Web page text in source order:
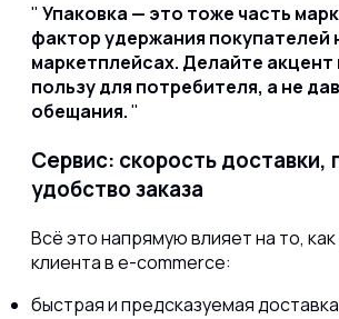
Упаковка — это тоже часть
фактор удержания покупателей
маркетплейсах. Делайте
пользу для потребителя, а не
обещания.
Сервис: скорость доставки,
удобство заказа
Всё это напрямую влияет на то,
клиента в e-commerce:
быстрая и предсказуемая